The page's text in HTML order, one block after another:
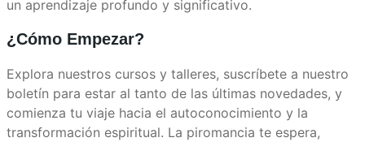
un aprendizaje profundo y significativo.
¿Cómo Empezar?
Explora nuestros cursos y talleres, suscríbete a nuestro
boletín para estar al tanto de las últimas novedades, y
comienza tu viaje hacia el autoconocimiento y la
transformación espiritual. La piromancia te espera,